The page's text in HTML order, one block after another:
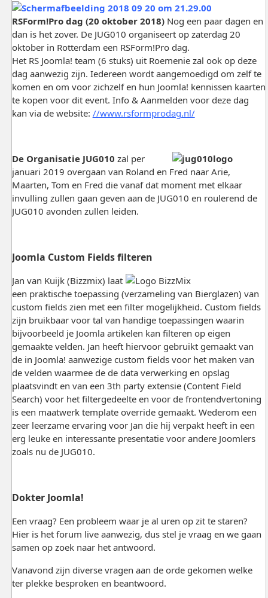
RSForm!Pro dag (20 oktober 2018) Nog een paar dagen en
dan is het zover. De JUG010 organiseert op zaterdag 20
oktober in Rotterdam een RSForm!Pro dag.
Het RS Joomla! team (6 stuks) uit Roemenie zal ook op deze
dag aanwezig zijn. Iedereen wordt aangemoedigd om zelf te
komen en om voor zichzelf en hun Joomla! kennissen kaarten
te kopen voor dit event. Info & Aanmelden voor deze dag
kan via de website: //www.rsformprodag.nl/
De Organisatie JUG010 zal per
januari 2019 overgaan van Roland en Fred naar Arie,
Maarten, Tom en Fred die vanaf dat moment met elkaar
invulling zullen gaan geven aan de JUG010 en roulerend de
JUG010 avonden zullen leiden.
Joomla Custom Fields filteren
Jan van Kuijk (Bizzmix) laat
een praktische toepassing (verzameling van Bierglazen) van
custom fields zien met een filter mogelijkheid. Custom fields
zijn bruikbaar voor tal van handige toepassingen waarin
bijvoorbeeld je Joomla artikelen kan filteren op eigen
gemaakte velden. Jan heeft hiervoor gebruikt gemaakt van
de in Joomla! aanwezige custom fields voor het maken van
de velden waarmee de de data verwerking en opslag
plaatsvindt en van een 3th party extensie (Content Field
Search) voor het filtergedeelte en voor de frontendvertoning
is een maatwerk template override gemaakt. Wederom een
zeer leerzame ervaring voor Jan die hij verpakt heeft in een
erg leuke en interessante presentatie voor andere Joomlers
zoals nu de JUG010.
Dokter Joomla!
Een vraag? Een probleem waar je al uren op zit te staren?
Hier is het forum live aanwezig, dus stel je vraag en we gaan
samen op zoek naar het antwoord.
Vanavond zijn diverse vragen aan de orde gekomen welke
ter plekke besproken en beantwoord.